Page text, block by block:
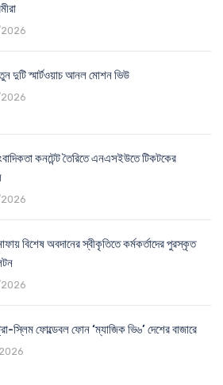
দুটি স্মার্টওয়াচ আনল মোশন ভিউ
কনটেন্ট তৈরিতে এনএসইউতে টিকটকের
বিশেষ অবদানের স্বীকৃতিতে কর্মকর্তাদের পুরস্কৃত
স্লিম ফোল্ডেবল ফোন ‘ম্যাজিক ভি৬’ দেশের বাজারে